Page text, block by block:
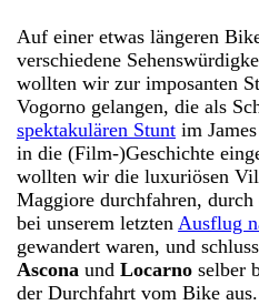
Auf einer etwas längeren
verschiedene
wollten wir zur imposanten
Vogorno gelangen, die als
spektakulären Stunt im
in die (Film-)Geschichte
wollten wir die luxuriösen
Maggiore durchfahren,
bei unserem letzten Ausflug
gewandert waren, und
Ascona undLocarno selber
der Durchfahrt vom Bike aus.